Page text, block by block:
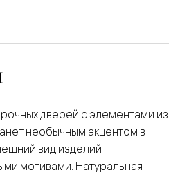
дверей с элементами из
необычным акцентом в
вид изделий
мотивами. Натуральная